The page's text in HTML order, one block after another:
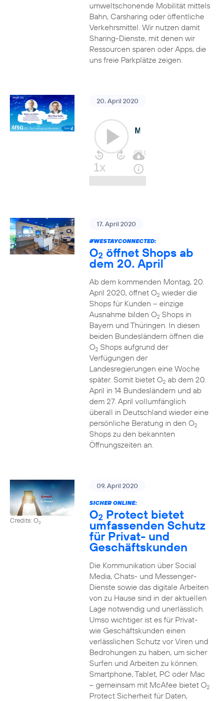
umweltschonende Mobilität mittels
Bahn, Carsharing oder öffentliche
Verkehrsmittel. Wir nutzen damit
Sharing-Dienste, mit denen wir
Ressourcen sparen oder Apps, die
uns freie Parkplätze zeigen.
20. April 2020
17. April 2020
#WESTAYCONNECTED:
O2 öffnet Shops ab
dem 20. April
Ab dem kommenden Montag, 20.
April 2020, öffnet O2wieder die
Shops für Kunden – einzige
Ausnahme bilden O2Shops in
Bayern und Thüringen. In diesen
beiden Bundesländern öffnen die
O2Shops aufgrund der
Verfügungen der
Landesregierungen eine Woche
später. Somit bietet O2ab dem 20.
April in 14 Bundesländern und ab
dem 27. April vollumfänglich
überall in Deutschland wieder eine
persönliche Beratung in den O2
Shops zu den bekannten
Öffnungszeiten an.
Credits: O2
09. April 2020
SICHER ONLINE:
O2 Protect bietet
umfassenden Schutz
für Privat- und
Geschäftskunden
Die Kommunikation über Social
Media, Chats- und Messenger-
Dienste sowie das digitale Arbeiten
von zu Hause sind in der aktuellen
Lage notwendig und unerlässlich.
Umso wichtiger ist es für Privat-
wie Geschäftskunden einen
verlässlichen Schutz vor Viren und
Bedrohungen zu haben, um sicher
Surfen und Arbeiten zu können.
Smartphone, Tablet, PC oder Mac
– gemeinsam mit McAfee bietet O2
Protect Sicherheit für Daten,